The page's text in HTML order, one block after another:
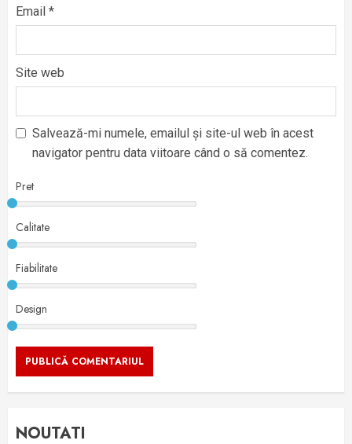
Email *
Site web
Salvează-mi numele, emailul și site-ul web în acest
navigator pentru data viitoare când o să comentez.
Pret
Calitate
Fiabilitate
Design
NOUTATI